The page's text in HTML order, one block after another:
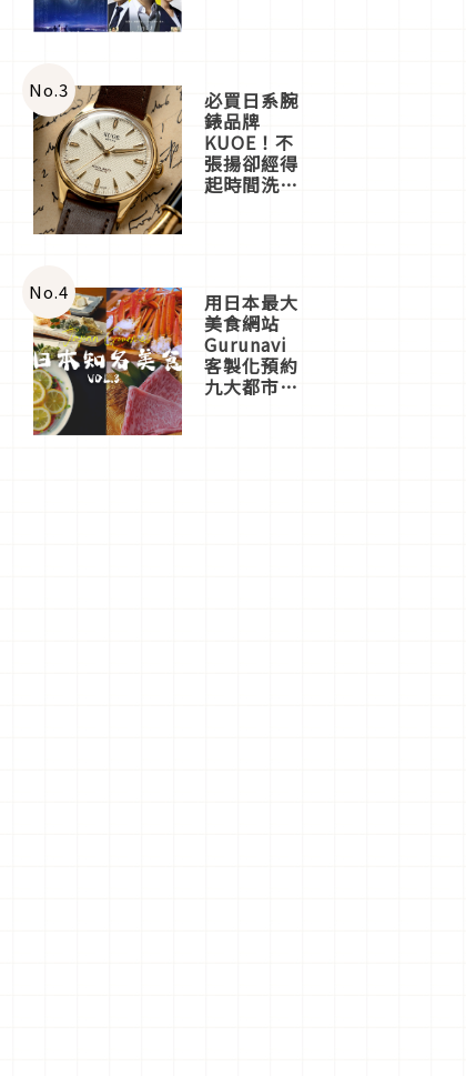
No.3 必買日系腕
錶品牌
KUOE！不
張揚卻經得
起時間洗鍊
No.4 用日本最大
美食網站
Gurunavi
客製化預約
九大都市餐